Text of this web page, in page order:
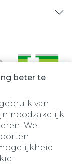
beter te
van
noodzakelijk
We